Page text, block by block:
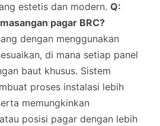
estetis dan modern. Q:
pagar BRC?
dengan menggunakan
di mana setiap panel
baut khusus. Sistem
proses instalasi lebih
memungkinkan
posisi pagar dengan lebih